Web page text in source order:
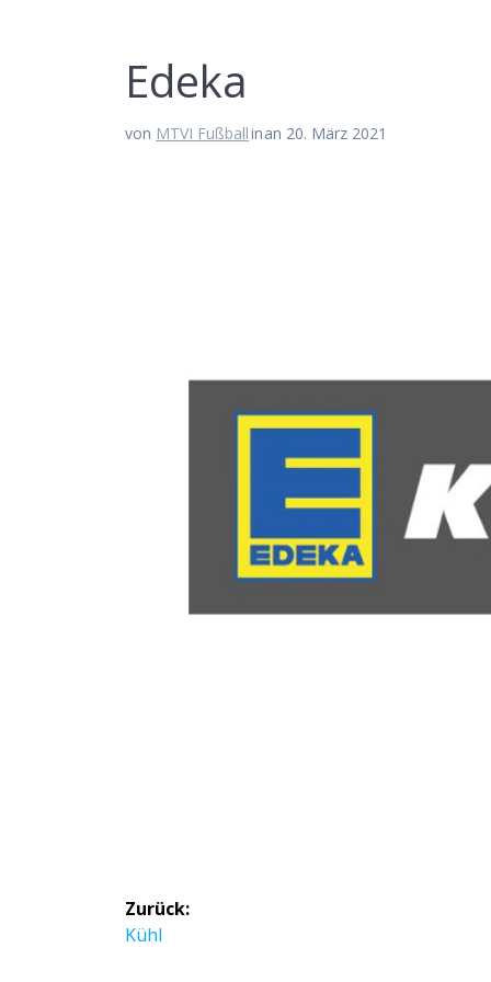
Ede­ka
von MTVI Fußballinan 20. März 2021
Beitragsnavigation
Zurück:
Vorheriger
Kühl